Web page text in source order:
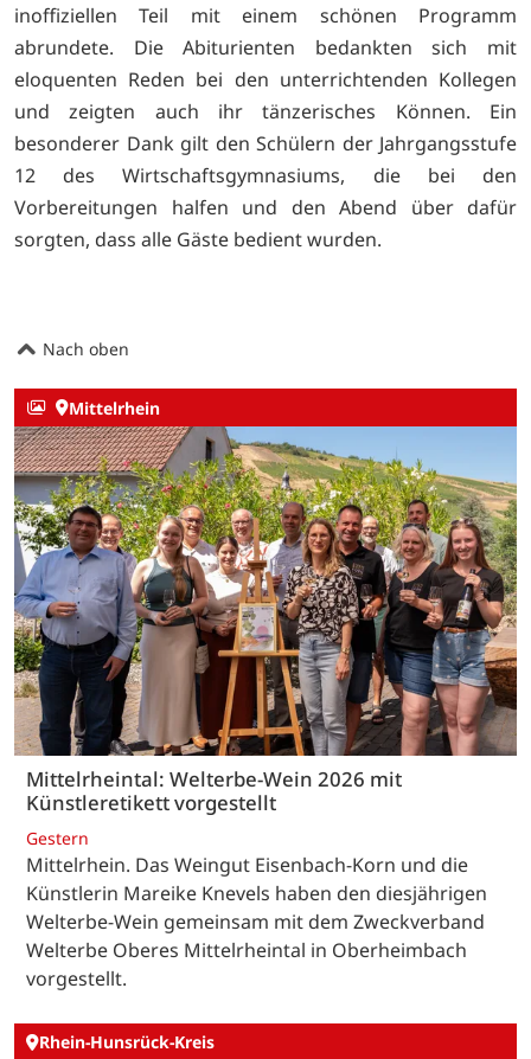
inoffiziellen Teil mit einem schönen Programm
abrundete. Die Abiturienten bedankten sich mit
eloquenten Reden bei den unterrichtenden Kollegen
und zeigten auch ihr tänzerisches Können. Ein
besonderer Dank gilt den Schülern der Jahrgangsstufe
12 des Wirtschaftsgymnasiums, die bei den
Vorbereitungen halfen und den Abend über dafür
sorgten, dass alle Gäste bedient wurden.
Nach oben
Mittelrhein
Mittelrheintal: Welterbe-Wein 2026 mit
Künstleretikett vorgestellt
Gestern
Mittelrhein. Das Weingut Eisenbach-Korn und die
Künstlerin Mareike Knevels haben den diesjährigen
Welterbe-Wein gemeinsam mit dem Zweckverband
Welterbe Oberes Mittelrheintal in Oberheimbach
vorgestellt.
Rhein-Hunsrück-Kreis